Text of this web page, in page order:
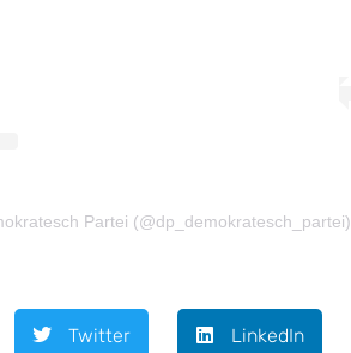
Partei (@dp_demokratesch_partei)
Twitter LinkedIn